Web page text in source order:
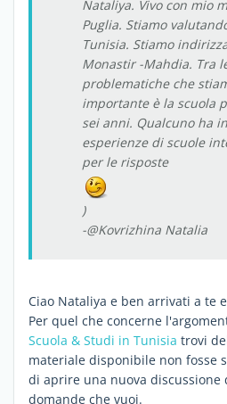
Nataliya. Vivo con mio
Puglia. Stiamo
Tunisia. Stiamo
Monastir -Mahdia. Tra
problematiche che
importante è la scuola
sei anni. Qualcuno ha
esperienze di scuole
per le risposte
)
-@Kovrizhina Natalia
Ciao Nataliya e ben arrivati a te
Per quel che concerne
Scuola & Studi in Tunisia trovi
materiale disponibile non fosse
di aprire una nuova discussione
domande che vuoi.